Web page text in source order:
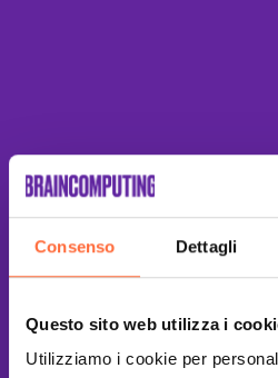
Consenso Dettagli
Questo sito web utilizza i
Utilizziamo i cookie per